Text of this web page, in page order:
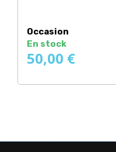
Occasion
En stock
50,00 €